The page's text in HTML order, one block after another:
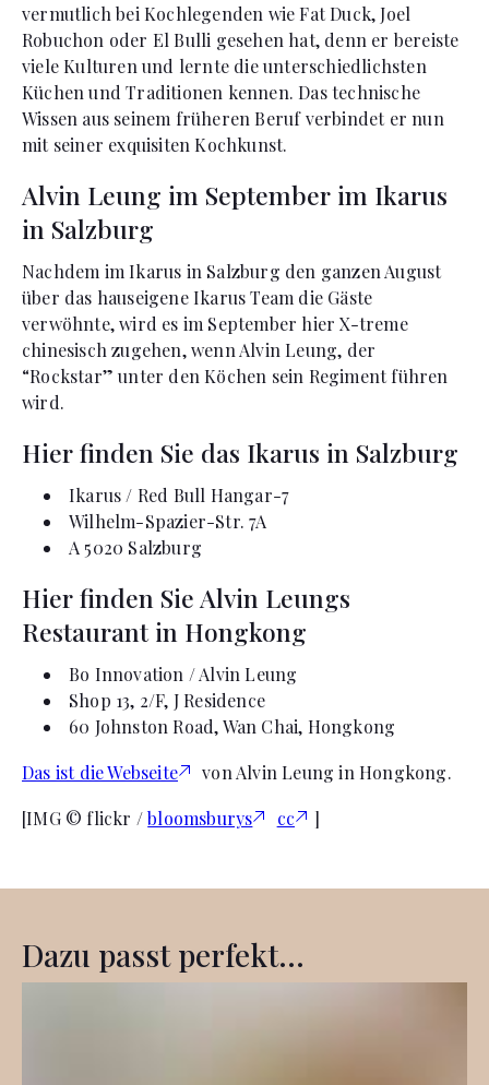
vermutlich bei Kochlegenden wie Fat Duck, Joel
Robuchon oder El Bulli gesehen hat, denn er bereiste
viele Kulturen und lernte die unterschiedlichsten
Küchen und Traditionen kennen. Das technische
Wissen aus seinem früheren Beruf verbindet er nun
mit seiner exquisiten Kochkunst.
Alvin Leung im September im Ikarus
in Salzburg
Nachdem im Ikarus in Salzburg den ganzen August
über das hauseigene Ikarus Team die Gäste
verwöhnte, wird es im September hier X-treme
chinesisch zugehen, wenn Alvin Leung, der
“Rockstar” unter den Köchen sein Regiment führen
wird.
Hier finden Sie das Ikarus in Salzburg
Ikarus / Red Bull Hangar-7
Wilhelm-Spazier-Str. 7A
A 5020 Salzburg
Hier finden Sie Alvin Leungs
Restaurant in Hongkong
Bo Innovation / Alvin Leung
Shop 13, 2/F, J Residence
60 Johnston Road, Wan Chai, Hongkong
Das ist die Webseite
von Alvin Leung in Hongkong.
[IMG © flickr /bloomsburys cc ]
Dazu passt perfekt...